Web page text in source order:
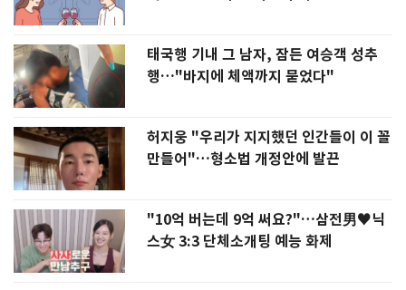
태국행 기내 그 남자, 잠든 여승객 성추
행…"바지에 체액까지 묻었다"
허지웅 "우리가 지지했던 인간들이 이 꼴
만들어"…형소법 개정안에 발끈
"10억 버는데 9억 써요?"…삼전男♥닉
스女 3:3 단체소개팅 예능 화제